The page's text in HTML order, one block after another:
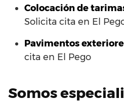
Colocación de
Solicita cita en El
Pavimentos
cita en El Pego
Somos